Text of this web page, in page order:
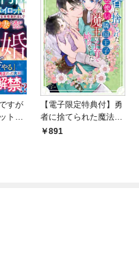
すが
トは
出
【電子限定特典付】勇
者に捨てられた魔法使
い、隣国王子と魔王の
891